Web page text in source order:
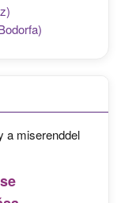
a miserenddel